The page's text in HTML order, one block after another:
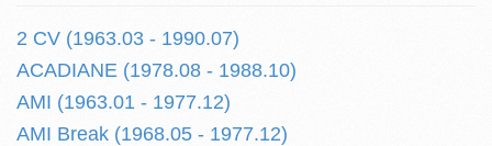
2 CV (1963.03 - 1990.07)
ACADIANE (1978.08 - 1988.10)
AMI (1963.01 - 1977.12)
AMI Break (1968.05 - 1977.12)